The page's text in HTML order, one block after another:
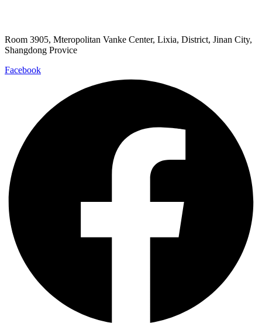
Room 3905, Mteropolitan Vanke Center, Lixia, District, Jinan City,
Shangdong Provice
Facebook